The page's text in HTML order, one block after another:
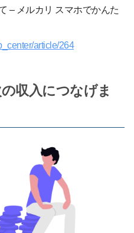
– メルカリ スマホでかんた
article/264
収入につなげま